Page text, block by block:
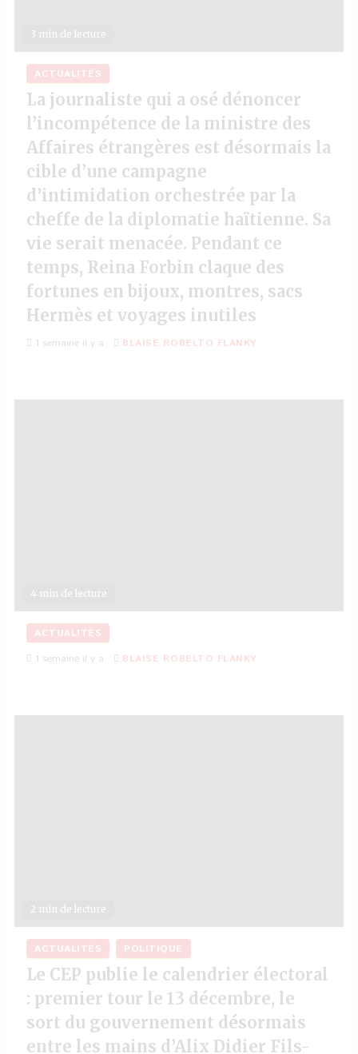
3 min de lecture
ACTUALITÉS
La journaliste qui a osé dénoncer
l’incompétence de la ministre des
Affaires étrangères est désormais la
cible d’une campagne
d’intimidation orchestrée par la
cheffe de la diplomatie haïtienne. Sa
vie serait menacée. Pendant ce
temps, Reina Forbin claque des
fortunes en bijoux, montres, sacs
Hermès et voyages inutiles
1 semaine il y a BLAISE ROBELTO FLANKY
4 min de lecture
ACTUALITÉS
1 semaine il y a
BLAISE ROBELTO FLANKY
2 min de lecture
ACTUALITÉS POLITIQUE
Le CEP publie le calendrier électoral
: premier tour le 13 décembre, le
sort du gouvernement désormais
entre les mains d’Alix Didier Fils-